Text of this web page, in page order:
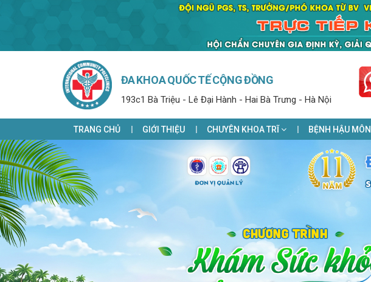
ĐA KHOA QUỐC TẾ CỘNG ĐỒNG
193c1 Bà Triệu - Lê Đại Hành - Hai Bà Trưng - Hà Nội
TRANG CHỦ GIỚI THIỆU CHUYÊN KHOA TRĨ BỆNH HẬU MÔN